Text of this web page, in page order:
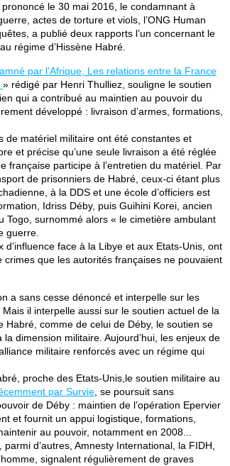
le 30 mai 2016, le condamnant à
actes de torture et viols, l’ONG Human
a publié deux rapports l’un concernant le
régime d’Hissène Habré.
par l’Afrique, Les relations entre la France
» rédigé par Henri Thulliez, souligne le soutien
qui a contribué au maintien au pouvoir du
développé : livraison d’armes, formations,
de matériel militaire ont été constantes et
et précise qu’une seule livraison a été réglée
française participe à l’entretien du matériel. Par
de prisonniers de Habré, ceux-ci étant plus
à la DDS et une école d’officiers est
Idriss Déby, puis Guihini Korei, ancien
Togo, surnommé alors « le cimetière ambulant
guerre.
face à la Libye et aux Etats-Unis, ont
que les autorités françaises ne pouvaient
a sans cesse dénoncé et interpelle sur les
il interpelle aussi sur le soutien actuel de la
comme de celui de Déby, le soutien se
dimension militaire. Aujourd’hui, les enjeux de
militaire renforcés avec un régime qui
proche des Etats-Unis,le soutien militaire au
par Survie , se poursuit sans
de Déby : maintien de l’opération Epervier
et fournit un appui logistique, formations,
au pouvoir, notamment en 2008...
d’autres, Amnesty International, la FIDH,
signalent régulièrement de graves